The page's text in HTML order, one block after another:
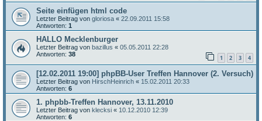
Seite einfügen html code
Letzter Beitrag von gloriosa « 22.09.2011 15:58
Antworten: 1
HALLO Mecklenburger
Letzter Beitrag von bazillus « 05.05.2011 22:28
Antworten: 38 1 2 3 4
[12.02.2011 19:00] phpBB-User Treffen Hannover (2. Versuch)
Letzter Beitrag von HirschHeinrich « 15.02.2011 20:33
Antworten: 6
1. phpbb-Treffen Hannover, 13.11.2010
Letzter Beitrag von klecksi « 10.12.2010 12:39
Antworten: 6